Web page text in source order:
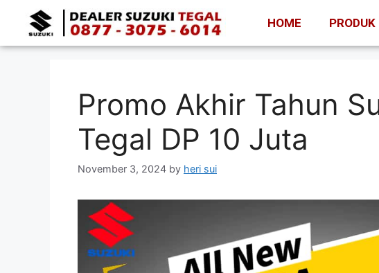
HOME PRODUK
Promo Akhir Tahun
Tegal DP 10 Juta
November 3, 2024 by heri sui